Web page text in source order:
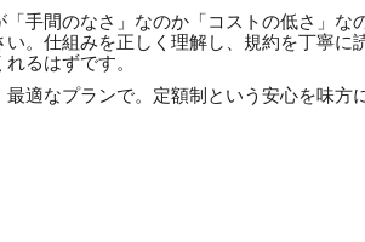
「手間のなさ」なのか「コストの低さ」
。仕組みを正しく理解し、規約を丁寧
るはずです。
適なプランで。定額制という安心を味